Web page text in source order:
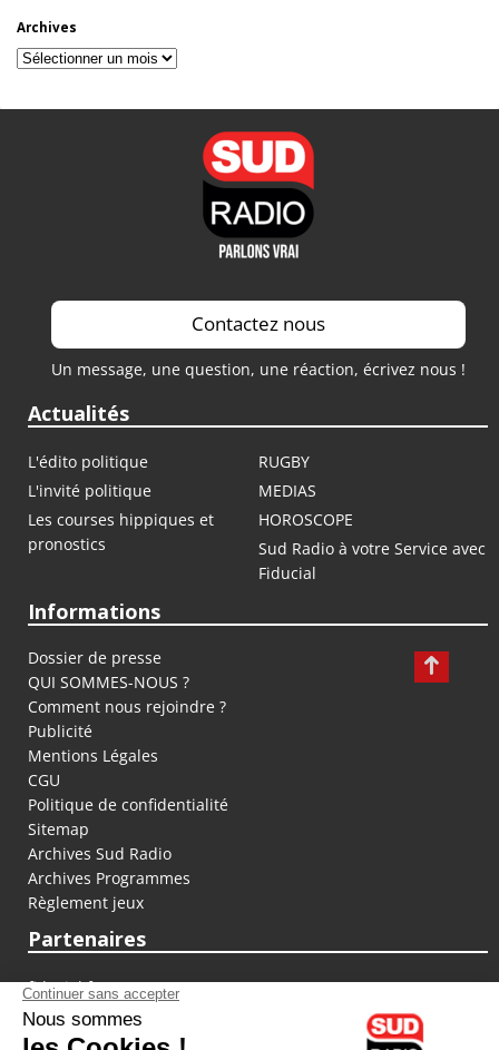
Archives
Archives
Contactez nous
Un message, une question, une réaction, écrivez nous !
Actualités
L'édito politique
RUGBY
L'invité politique
MEDIAS
Les courses hippiques et
pronostics
HOROSCOPE
Sud Radio à votre Service avec
Fiducial
Informations
Dossier de presse
QUI SOMMES-NOUS ?
Comment nous rejoindre ?
Publicité
Mentions Légales
CGU
Politique de confidentialité
Sitemap
Archives Sud Radio
Archives Programmes
Règlement jeux
Partenaires
fiducial.fr
lyoncapitale.fr
olympique-et-lyonnais.com